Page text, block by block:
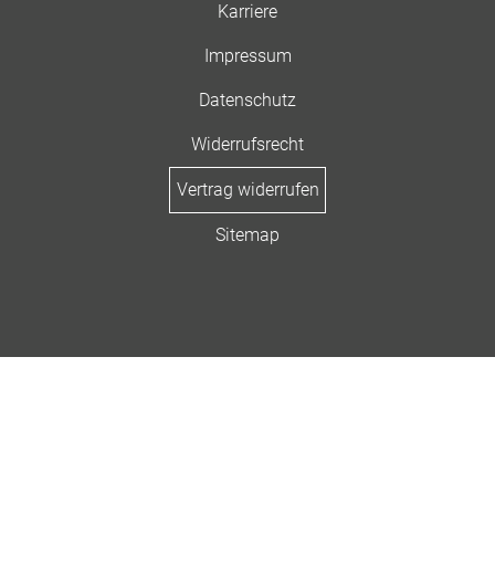
Karriere
Impressum
Datenschutz
Widerrufsrecht
Vertrag widerrufen
Sitemap